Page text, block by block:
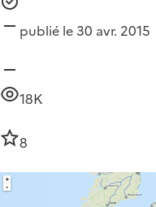
publié le 30 avr. 2015
18K
8